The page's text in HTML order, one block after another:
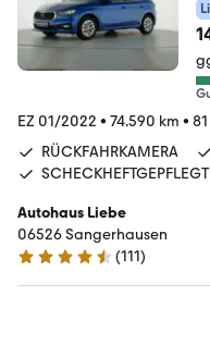
EZ 01/2022 • 74.590 km •
RÜCKFAHRKAMERA
SCHECKHEFTGEPFLEGT
Autohaus Liebe
06526 Sangerhausen
4.6 Sterne
(111)